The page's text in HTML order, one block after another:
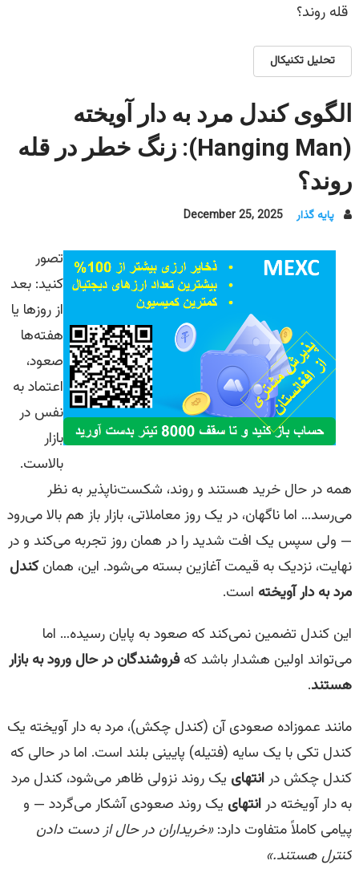
قله روند؟
تحلیل تکنیکال
الگوی کندل مرد به دار آویخته
(Hanging Man): زنگ خطر در قله
روند؟
پایه گذار December 25, 2025
تصور
کنید: بعد
از روزها یا
هفته‌ها
صعود،
اعتماد به
نفس در
بازار
بالاست.
همه در حال خرید هستند و روند، شکست‌ناپذیر به نظر
می‌رسد… اما ناگهان، در یک روز معاملاتی، بازار باز هم بالا می‌رود
— ولی سپس یک افت شدید را در همان روز تجربه می‌کند و در
نهایت، نزدیک به قیمت آغازین بسته می‌شود. این، همانکندل
مرد به دار آویخته است.
این کندل تضمین نمی‌کند که صعود به پایان رسیده… اما
می‌تواند اولین هشدار باشد کهفروشندگان در حال ورود به بازار
هستند.
مانند عموزاده صعودی آن (کندل چکش)، مرد به دار آویخته یک
کندل تکی با یک سایه (فتیله) پایینی بلند است. اما در حالی که
کندل چکش درانتهای یک روند نزولی ظاهر می‌شود، کندل مرد
به دار آویخته درانتهای یک روند صعودی آشکار می‌گردد — و
پیامی کاملاً متفاوت دارد:«خریداران در حال از دست دادن
کنترل هستند.»